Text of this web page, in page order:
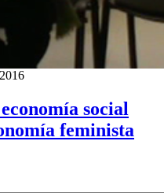
social
feminista